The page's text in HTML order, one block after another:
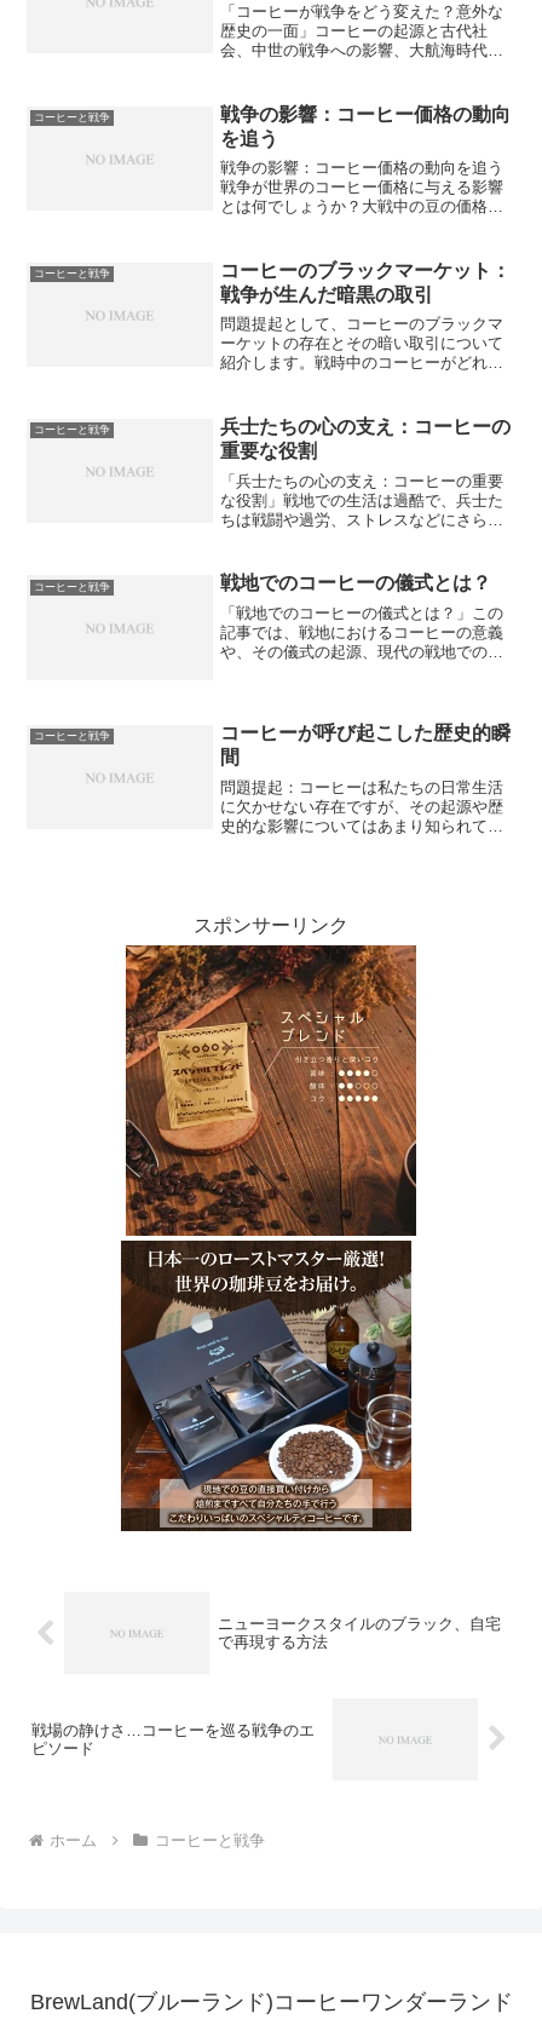
「コーヒーが戦争をどう変えた？意外な
歴史の一面」コーヒーの起源と古代社
会、中世の戦争への影響、大航海時代、
を果たしたのでしょうか？一見するとコ
ーヒーと戦争は結びつきにく...
コーヒーと戦争
戦争の影響：コーヒー価格の動向
を追う
戦争の影響：コーヒー価格の動向を追う
戦争が世界のコーヒー価格に与える影響
とは何でしょうか？大戦中の豆の価格は
いてはどうでしょうか？そして、それが
世界的なコーヒー価格にど...
コーヒーと戦争
コーヒーのブラックマーケット：
戦争が生んだ暗黒の取引
問題提起として、コーヒーのブラックマ
ーケットの存在とその暗い取引について
紹介します。戦時中のコーヒーがどれほ
ます。さらに、物々交換の様子を紹介
し、闇市がコーヒー業界に与...
コーヒーと戦争
兵士たちの心の支え：コーヒーの
重要な役割
「兵士たちの心の支え：コーヒーの重要
な役割」戦地での生活は過酷で、兵士た
ちは戦闘や過労、ストレスなどにさらさ
コーヒーです。この記事では、戦地での
兵士たちのコーヒーブレイ...
コーヒーと戦争 戦地でのコーヒーの儀式とは？
「戦地でのコーヒーの儀式とは？」この
記事では、戦地におけるコーヒーの意義
や、その儀式の起源、現代の戦地でのコ
ーヒーは重要な役割を果た...
コーヒーと戦争
コーヒーが呼び起こした歴史的瞬
間
問題提起：コーヒーは私たちの日常生活
に欠かせない存在ですが、その起源や歴
史的な影響についてはあまり知られてい
スポンサーリンク
ニューヨークスタイルのブラック、自宅
で再現する方法
戦場の静けさ…コーヒーを巡る戦争のエ
ピソード
ホーム コーヒーと戦争
BrewLand(ブルーランド)コーヒーワンダーランド